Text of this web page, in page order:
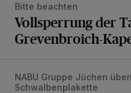
Bitte beachten
Vollsperrung der
Grevenbroich-
Vorbildlicher Einsatz für
NABU Gruppe Jüchen
Schwalbenplakette